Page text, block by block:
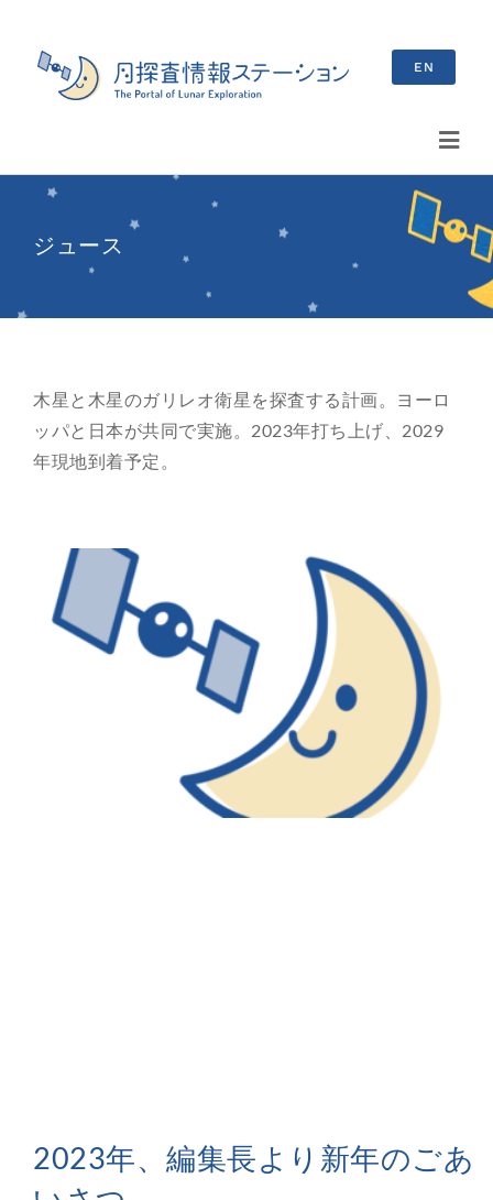
content
EN
…
イベント情報
ブログ
月を知ろう
月と遊ぼう
ジュース
木星と木星のガリレオ衛星を探査する計画。ヨーロ
ッパと日本が共同で実施。2023年打ち上げ、2029
年現地到着予定。
2023年、編集長より新年のごあ